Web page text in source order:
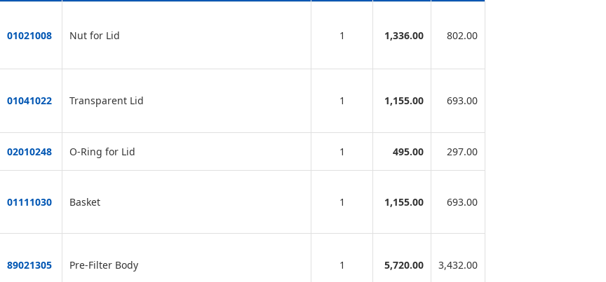
01021008 Nut for Lid 1 1,336.00 802.00
01041022 Transparent Lid 1 1,155.00 693.00
02010248 O-Ring for Lid 1 495.00 297.00
01111030 Basket 1 1,155.00 693.00
89021305 Pre-Filter Body 1 5,720.00 3,432.00